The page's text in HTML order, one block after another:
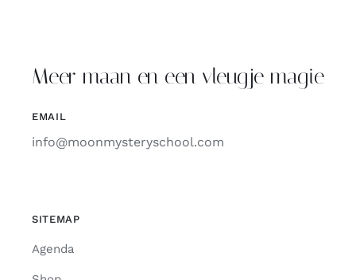
Meer maan en een vleugje magie
EMAIL
info@moonmysteryschool.com
SITEMAP
Agenda